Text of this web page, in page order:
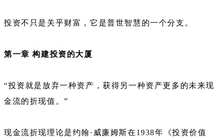
投资不只是关乎财富，它是普世智慧的一个分支。
第一章 构建投资的大厦
“投资就是放弃一种资产，获得另一种资产更多的未来现
金流的折现值。”
现金流折现理论是约翰·威廉姆斯在1938年《投资价值